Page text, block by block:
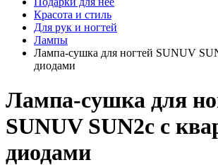
Красота и стиль
Для рук и ногтей
Лампы
Лампа-сушка для ногтей SUNUV
диодами
Лампа-сушка для
SUNUV SUN2c с
диодами